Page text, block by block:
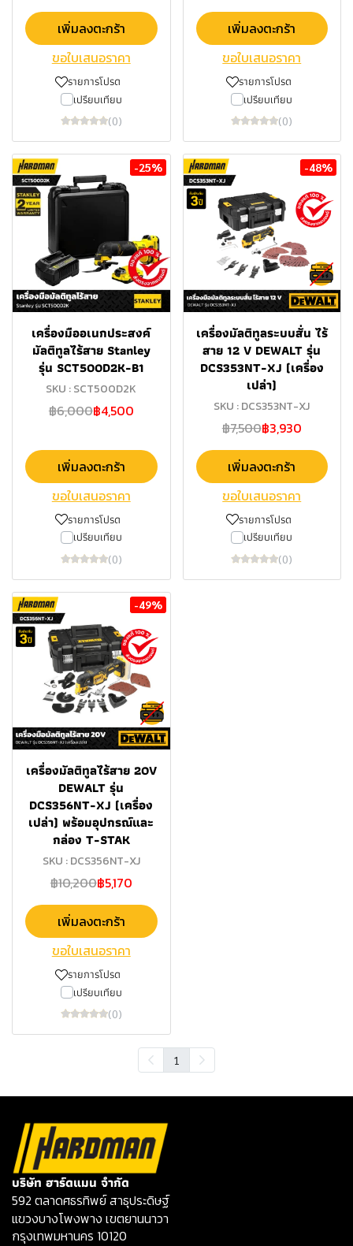
เพิ่มลงตะกร้า
ขอใบเสนอราคา
รายการโปรด
เปรียบเทียบ
(0)
เพิ่มลงตะกร้า
ขอใบเสนอราคา
รายการโปรด
เปรียบเทียบ
(0)
-25%
เครื่องมืออเนกประสงค์
มัลติทูลไร้สาย Stanley
รุ่น SCT500D2K-B1
SKU : SCT500D2K
฿6,000฿4,500
เพิ่มลงตะกร้า
ขอใบเสนอราคา
รายการโปรด
เปรียบเทียบ
(0)
-48%
เครื่องมัลติทูลระบบสั่น ไร้
สาย 12 V DEWALT รุ่น
DCS353NT-XJ (เครื่อง
เปล่า)
SKU : DCS353NT-XJ
฿7,500฿3,930
เพิ่มลงตะกร้า
ขอใบเสนอราคา
รายการโปรด
เปรียบเทียบ
(0)
-49%
เครื่องมัลติทูลไร้สาย 20V
DEWALT รุ่น
DCS356NT-XJ (เครื่อง
เปล่า) พร้อมอุปกรณ์และ
กล่อง T-STAK
SKU : DCS356NT-XJ
฿10,200฿5,170
เพิ่มลงตะกร้า
ขอใบเสนอราคา
รายการโปรด
เปรียบเทียบ
(0)
1
บริษัท ฮาร์ดแมน จำกัด
592 ตลาดศธรทิพย์ สาธุประดิษฐ์
แขวงบางโพงพาง เขตยานนาวา
กรุงเทพมหานคร 10120